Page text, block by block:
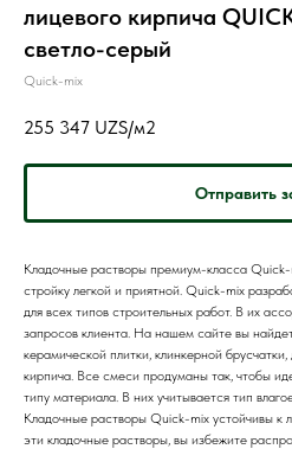
лицевого кирпича
светло-серый
Quick-mix
255 347 UZS/м2
Отправить
Кладочные растворы премиум-класса
стройку легкой и приятной. Quick-mix
для всех типов строительных работ. В их
запросов клиента. На нашем сайте вы
керамической плитки, клинкерной
кирпича. Все смеси продуманы так, чтобы
типу материала. В них учитывается тип
Кладочные растворы Quick-mix устойчивы к
эти кладочные растворы, вы избежите